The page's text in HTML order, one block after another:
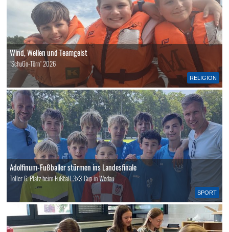
RELIGION
Wind, Wellen und Teamgeist
"SchuGo-Törn" 2026
SPORT
Adolfinum-Fußballer stürmen ins Landesfinale
Toller 6. Platz beim Fußball-3x3-Cup in Wedau